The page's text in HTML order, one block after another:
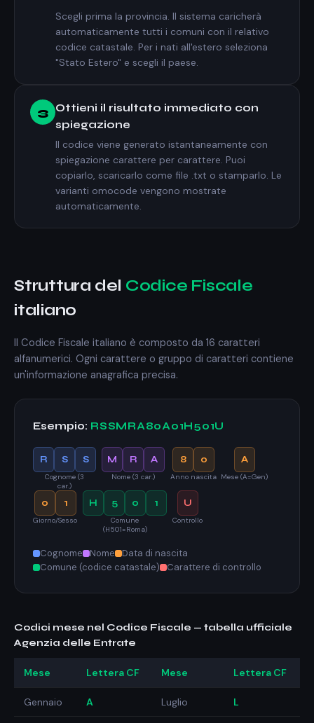
Scegli prima la provincia. Il sistema caricherà
automaticamente tutti i comuni con il relativo
codice catastale. Per i nati all'estero seleziona
"Stato Estero" e scegli il paese.
3
Ottieni il risultato immediato con
spiegazione
Il codice viene generato istantaneamente con
spiegazione carattere per carattere. Puoi
copiarlo, scaricarlo come file .txt o stamparlo. Le
varianti omocode vengono mostrate
automaticamente.
Struttura del Codice Fiscale
italiano
Il Codice Fiscale italiano è composto da 16 caratteri
alfanumerici. Ogni carattere o gruppo di caratteri contiene
un'informazione anagrafica precisa.
Esempio: RSSMRA80A01H501U
R S S
Cognome (3
car.)
M R A
Nome (3 car.)
8 0
Anno nascita
A
Mese (A=Gen)
0 1
Giorno/Sesso
H 5 0 1
Comune
(H501=Roma)
U
Controllo
Cognome Nome
Data di nascita
Comune (codice catastale)
Carattere di controllo
Codici mese nel Codice Fiscale — tabella ufficiale
Agenzia delle Entrate
Mese Lettera CF Mese Lettera CF
Gennaio A Luglio L